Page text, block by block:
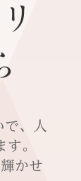
、人
。
かせ